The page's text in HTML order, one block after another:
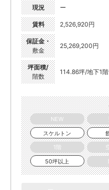
現況 ー
賃料 2,526,920円
保証金・
敷金
25,269,200円
坪面積/
階数
114.86坪/地下1階
NEW
スケルトン
1階
50坪以上